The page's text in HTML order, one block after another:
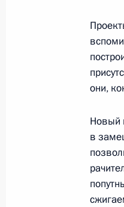
Видео
Для СМИ
Версия
с
они,
Новый
в